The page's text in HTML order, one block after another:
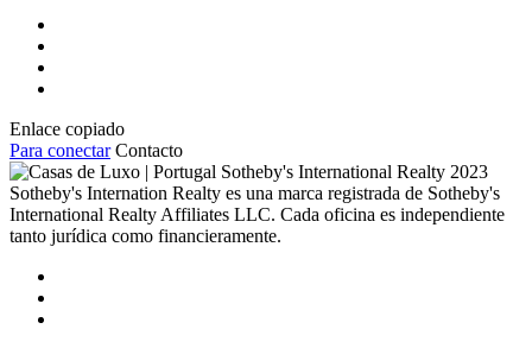
Enlace copiado
Para conectar Contacto
2023
Sotheby's Internation Realty es una marca registrada de Sotheby's
International Realty Affiliates LLC. Cada oficina es independiente
tanto jurídica como financieramente.